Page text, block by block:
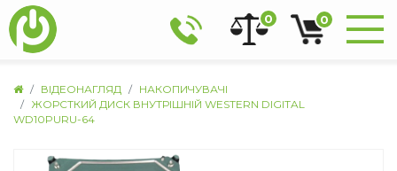
0 0
ВІДЕОНАГЛЯД
НАКОПИЧУВАЧІ
ЖОРСТКИЙ ДИСК ВНУТРІШНІЙ WESTERN DIGITAL
WD10PURU-64